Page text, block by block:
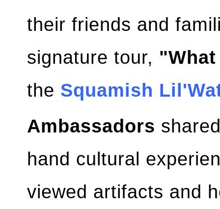
their friends and
signature tour,
the Squamish
Ambassadors
hand cultural
viewed artifacts and